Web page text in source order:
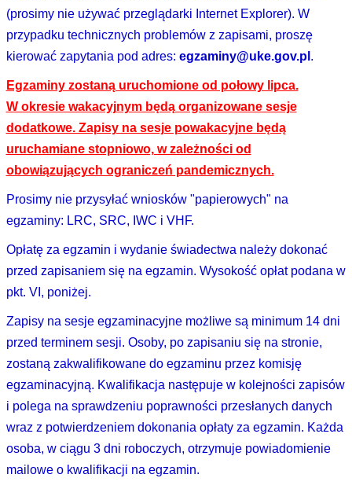
(prosimy nie używać przeglądarki Internet Explorer). W
przypadku technicznych problemów z zapisami, proszę
kierować zapytania pod adres: egzaminy@uke.gov.pl .
Egzaminy zostaną uruchomione od połowy lipca.
W okresie wakacyjnym będą organizowane sesje
dodatkowe. Zapisy na sesje powakacyjne będą
uruchamiane stopniowo, w zależności od
obowiązujących ograniczeń pandemicznych.
Prosimy nie przysyłać wniosków "papierowych" na
egzaminy: LRC, SRC, IWC i VHF.
Opłatę za egzamin i wydanie świadectwa należy dokonać
przed zapisaniem się na egzamin. Wysokość opłat podana w
pkt. VI, poniżej.
Zapisy na sesje egzaminacyjne możliwe są minimum 14 dni
przed terminem sesji. Osoby, po zapisaniu się na stronie,
zostaną zakwalifikowane do egzaminu przez komisję
egzaminacyjną. Kwalifikacja następuje w kolejności zapisów
i polega na sprawdzeniu poprawności przesłanych danych
wraz z potwierdzeniem dokonania opłaty za egzamin. Każda
osoba, w ciągu 3 dni roboczych, otrzymuje powiadomienie
mailowe o kwalifikacji na egzamin.